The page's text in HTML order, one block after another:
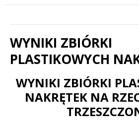
WYNIKI ZBIÓRKI
PLASTIKOWYCH
Treść
WYNIKI ZBIÓRKI
NAKRĘTEK NA